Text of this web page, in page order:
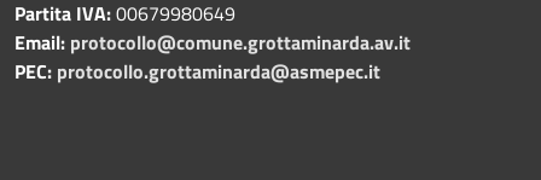
Partita IVA:00679980649
Email: protocollo@comune.grottaminarda.av.it
PEC: protocollo.grottaminarda@asmepec.it